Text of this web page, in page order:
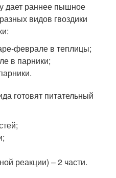
дает раннее пышное
видов гвоздики
феврале в теплицы;
в парники;
готовят питательный
реакции) – 2 части.